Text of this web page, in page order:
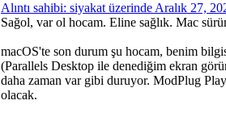
Alıntı sahibi: siyakat üzerinde Aralık 27,
Sağol, var ol hocam. Eline sağlık. Mac
macOS'te son durum şu hocam, benim
(Parallels Desktop ile denediğim ekran
daha zaman var gibi duruyor. ModPlug
olacak.